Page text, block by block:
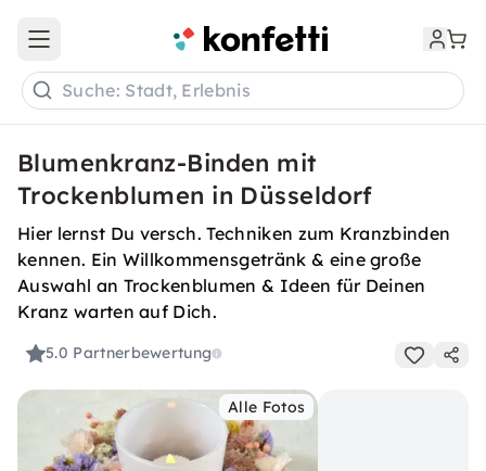
Open main menu
Suche: Stadt, Erlebnis
Blumenkranz-Binden mit
Trockenblumen in Düsseldorf
Hier lernst Du versch. Techniken zum Kranzbinden
kennen. Ein Willkommensgetränk & eine große
Auswahl an Trockenblumen & Ideen für Deinen
Kranz warten auf Dich.
5.0 Partnerbewertung
Alle Fotos